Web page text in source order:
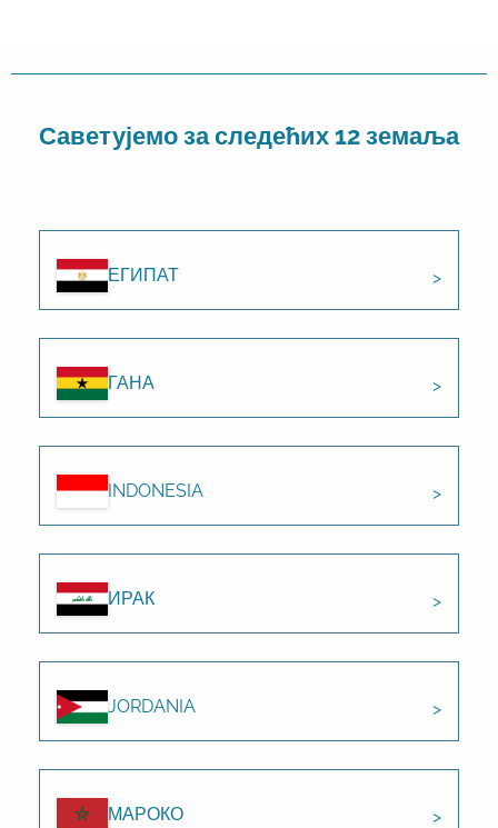
Саветујемо за следећих 12 земаља
ЕГИПАТ
ГАНА
INDONESIA
ИРАК
JORDANIA
МАРОКО